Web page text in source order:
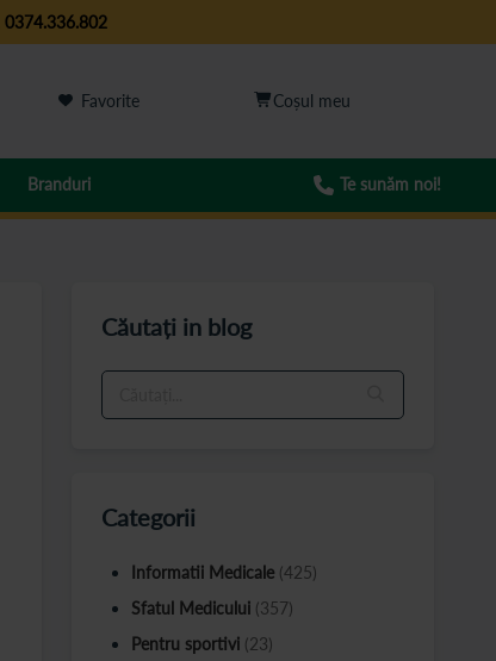
0374.336.802
Favorite
Branduri Te sunăm noi!
Căutați in blog
Categorii
Informatii Medicale (425)
Sfatul Medicului (357)
Pentru sportivi (23)